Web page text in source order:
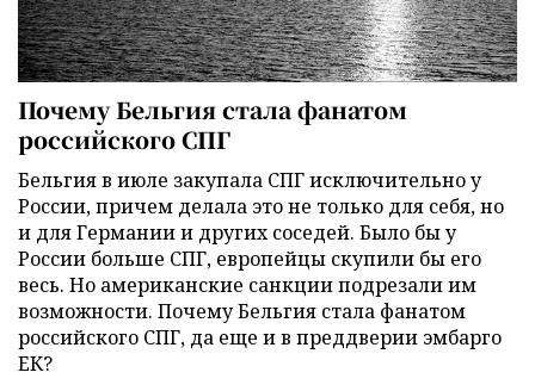
Почему Бельгия стала фанатом
российского СПГ
Бельгия в июле закупала СПГ исключительно у
России, причем делала это не только для себя, но
и для Германии и других соседей. Было бы у
России больше СПГ, европейцы скупили бы его
весь. Но американские санкции подрезали им
возможности. Почему Бельгия стала фанатом
российского СПГ, да еще и в преддверии эмбарго
ЕК?